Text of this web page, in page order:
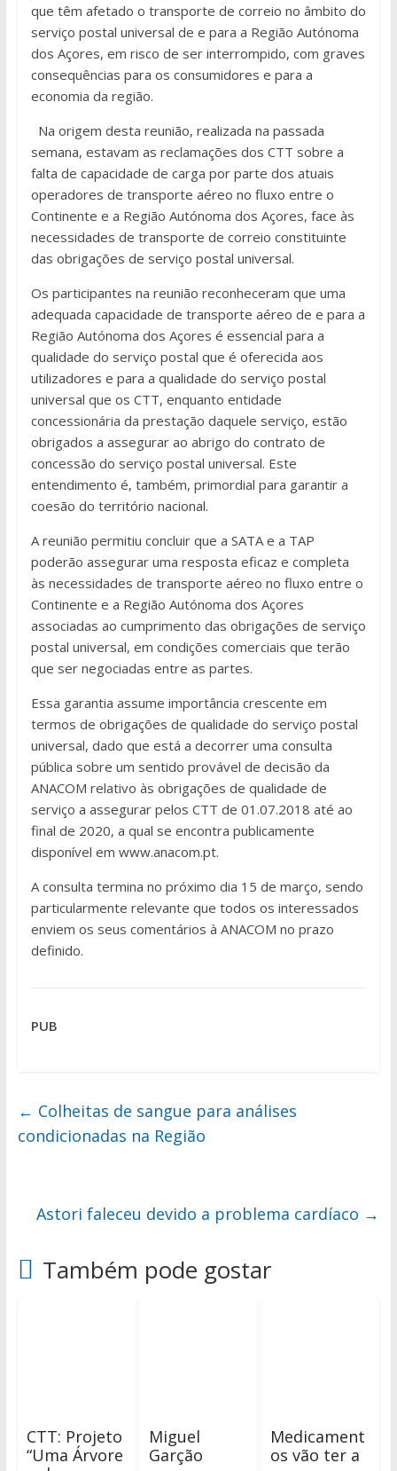
que têm afetado o transporte de correio no âmbito do
serviço postal universal de e para a Região Autónoma
dos Açores, em risco de ser interrompido, com graves
consequências para os consumidores e para a
economia da região.
Na origem desta reunião, realizada na passada
semana, estavam as reclamações dos CTT sobre a
falta de capacidade de carga por parte dos atuais
operadores de transporte aéreo no fluxo entre o
Continente e a Região Autónoma dos Açores, face às
necessidades de transporte de correio constituinte
das obrigações de serviço postal universal.
Os participantes na reunião reconheceram que uma
adequada capacidade de transporte aéreo de e para a
Região Autónoma dos Açores é essencial para a
qualidade do serviço postal que é oferecida aos
utilizadores e para a qualidade do serviço postal
universal que os CTT, enquanto entidade
concessionária da prestação daquele serviço, estão
obrigados a assegurar ao abrigo do contrato de
concessão do serviço postal universal. Este
entendimento é, também, primordial para garantir a
coesão do território nacional.
A reunião permitiu concluir que a SATA e a TAP
poderão assegurar uma resposta eficaz e completa
às necessidades de transporte aéreo no fluxo entre o
Continente e a Região Autónoma dos Açores
associadas ao cumprimento das obrigações de serviço
postal universal, em condições comerciais que terão
que ser negociadas entre as partes.
Essa garantia assume importância crescente em
termos de obrigações de qualidade do serviço postal
universal, dado que está a decorrer uma consulta
pública sobre um sentido provável de decisão da
ANACOM relativo às obrigações de qualidade de
serviço a assegurar pelos CTT de 01.07.2018 até ao
final de 2020, a qual se encontra publicamente
disponível em www.anacom.pt.
A consulta termina no próximo dia 15 de março, sendo
particularmente relevante que todos os interessados
enviem os seus comentários à ANACOM no prazo
definido.
PUB
← Colheitas de sangue para análises
condicionadas na Região
Astori faleceu devido a problema cardíaco →
Também pode gostar
CTT: Projeto
“Uma Árvore
Miguel
Garção
Medicament
os vão ter a